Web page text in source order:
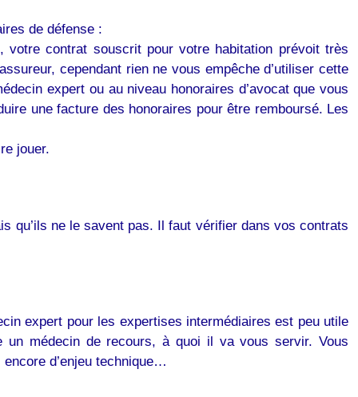
de défense :
, votre contrat souscrit pour votre habitation prévoit très
cependant rien ne vous empêche d’utiliser cette
expert ou au niveau honoraires d’avocat que vous
une facture des honoraires pour être remboursé. Les
jouer.
qu’ils ne le savent pas. Il faut vérifier dans vos contrats
expert pour les expertises intermédiaires est peu utile
médecin de recours, à quoi il va vous servir. Vous
d’enjeu technique…